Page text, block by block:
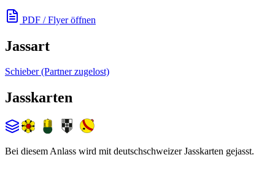
PDF / Flyer öffnen
Jassart
Schieber (Partner zugelost)
Jasskarten
Bei diesem Anlass wird mit deutschschweizer Jasskarten gejasst.